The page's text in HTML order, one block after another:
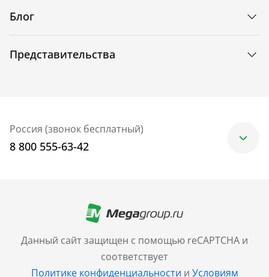
Данный сайт защищен с помощью reCAPTCHA и
соответствует
Политике конфиденциальности и Условиям
Блог
Представительства
Россия (звонок бесплатный)
8 800 555-63-42
+7 (499) 705-30-10
Санкт-Петербург
+7 (812) 600-77-33